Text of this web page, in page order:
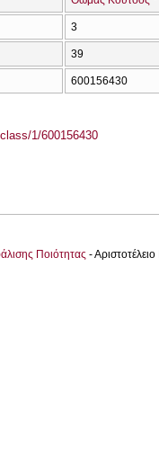
3
39
600156430
1/600156430
Ποιότητας -